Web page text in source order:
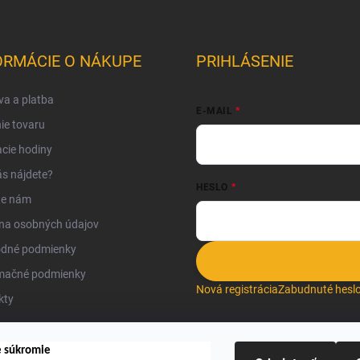
súkromie
O NÁKUPE
a platba
tovaru
hodiny
nájdete?
nám
osobných údajov
podmienky
podmienky
PRIHLÁSENIE
E-MAIL
HESLO
Nová registráciaZabudnuté